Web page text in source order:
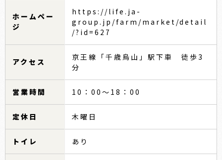
ホームペー
ジ
https://life.ja-
group.jp/farm/market/detail
/?id=627
アクセス
京王線「千歳烏山」駅下車 徒歩3
分
営業時間 10：00～18：00
定休日 木曜日
トイレ あり